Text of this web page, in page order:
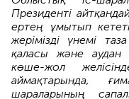
Президенті
ертең ұмытып
жерімізді үнемі
қаласы және аудан
көше-жол
аймақтарында,
шараларының